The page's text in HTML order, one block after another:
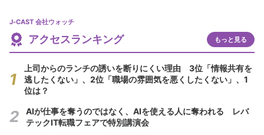
J-CAST 会社ウォッチ
アクセスランキング もっと見る
上司からのランチの誘いを断りにくい理由 3位「情報共有を
逃したくない」、2位「職場の雰囲気を悪くしたくない」、1
位は？
AIが仕事を奪うのではなく、AIを使える人に奪われる レバ
テックIT転職フェアで特別講演会